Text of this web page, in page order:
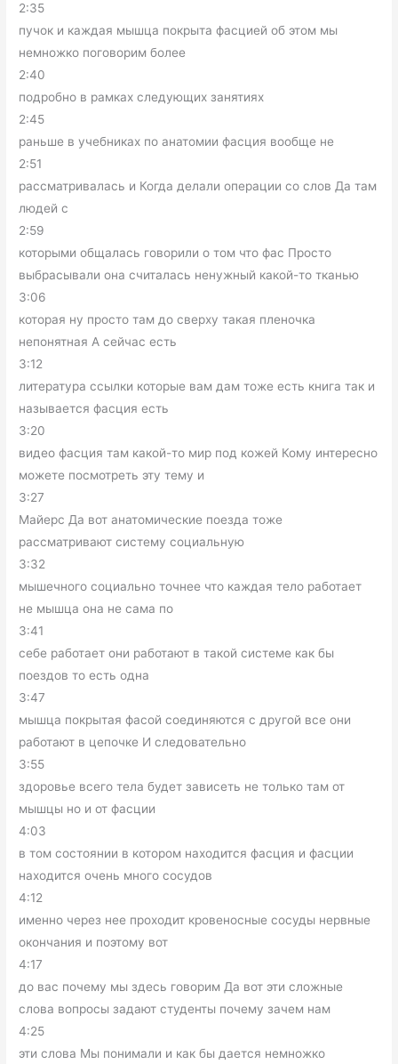
2:35
пучок и каждая мышца покрыта фасцией об этом мы
немножко поговорим более
2:40
подробно в рамках следующих занятиях
2:45
раньше в учебниках по анатомии фасция вообще не
2:51
рассматривалась и Когда делали операции со слов Да там
людей с
2:59
которыми общалась говорили о том что фас Просто
выбрасывали она считалась ненужный какой-то тканью
3:06
которая ну просто там до сверху такая пленочка
непонятная А сейчас есть
3:12
литература ссылки которые вам дам тоже есть книга так и
называется фасция есть
3:20
видео фасция там какой-то мир под кожей Кому интересно
можете посмотреть эту тему и
3:27
Майерс Да вот анатомические поезда тоже
рассматривают систему социальную
3:32
мышечного социально точнее что каждая тело работает
не мышца она не сама по
3:41
себе работает они работают в такой системе как бы
поездов то есть одна
3:47
мышца покрытая фасой соединяются с другой все они
работают в цепочке И следовательно
3:55
здоровье всего тела будет зависеть не только там от
мышцы но и от фасции
4:03
в том состоянии в котором находится фасция и фасции
находится очень много сосудов
4:12
именно через нее проходит кровеносные сосуды нервные
окончания и поэтому вот
4:17
до вас почему мы здесь говорим Да вот эти сложные
слова вопросы задают студенты почему зачем нам
4:25
эти слова Мы понимали и как бы дается немножко